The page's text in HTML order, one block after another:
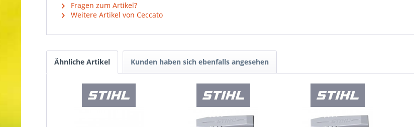
Fragen zum Artikel?
Weitere Artikel von Ceccato
Ähnliche Artikel Kunden haben sich ebenfalls angesehen